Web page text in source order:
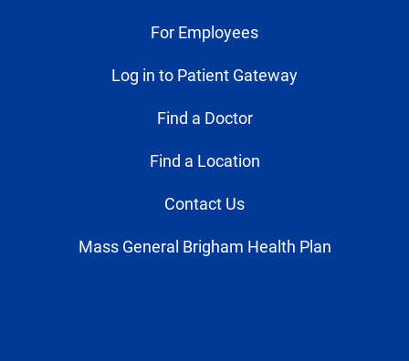
For Employees
Log in to Patient Gateway
Find a Doctor
Find a Location
Contact Us
Mass General Brigham Health Plan